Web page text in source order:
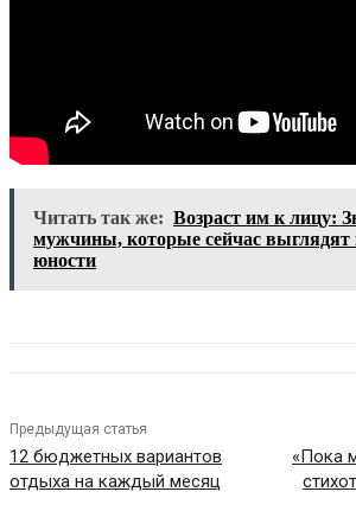
Читать так же: Возраст им к лицу:
мужчины, которые сейчас выглядят
юности
Предыдущая статья
12 бюджетных вариантов
отдыха на каждый месяц
«Пока